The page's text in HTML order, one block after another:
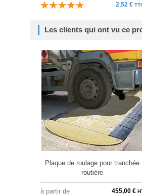
2,52 €
Les clients qui ont vu ce
Plaque de roulage pour tranchée
routière
à partir de 455,00 €